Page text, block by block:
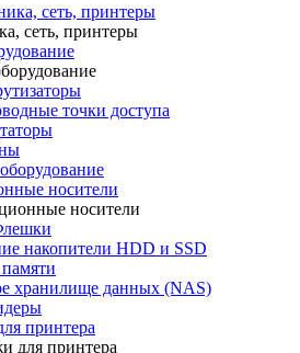
cеть, принтеры
cеть, принтеры
точки доступа
носители
носители
накопители HDD и SSD
хранилище данных (NAS)
принтера
для принтера